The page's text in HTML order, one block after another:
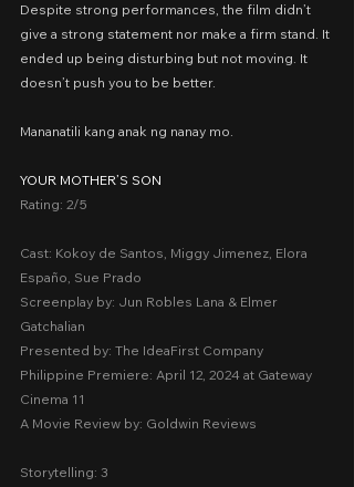
Despite strong performances, the film didn’t
give a strong statement nor make a firm stand. It
ended up being disturbing but not moving. It
doesn’t push you to be better.
Mananatili kang anak ng nanay mo.
YOUR MOTHER’S SON
Rating: 2/5
Cast: Kokoy de Santos, Miggy Jimenez, Elora
Españo, Sue Prado
Screenplay by: Jun Robles Lana & Elmer
Gatchalian
Presented by: The IdeaFirst Company
Philippine Premiere: April 12, 2024 at Gateway
Cinema 11
A Movie Review by: Goldwin Reviews
Storytelling: 3